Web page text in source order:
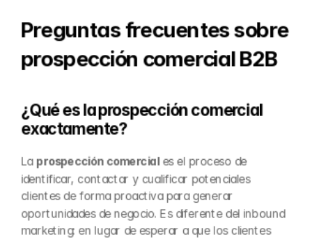
Preguntas frecuentes sobre
prospección comercial B2B
¿Qué es la prospección comercial
exactamente?
La prospección comercial es el proceso de
identificar, contactar y cualificar potenciales
clientes de forma proactiva para generar
oportunidades de negocio. Es diferente del inbound
marketing: en lugar de esperar a que los clientes